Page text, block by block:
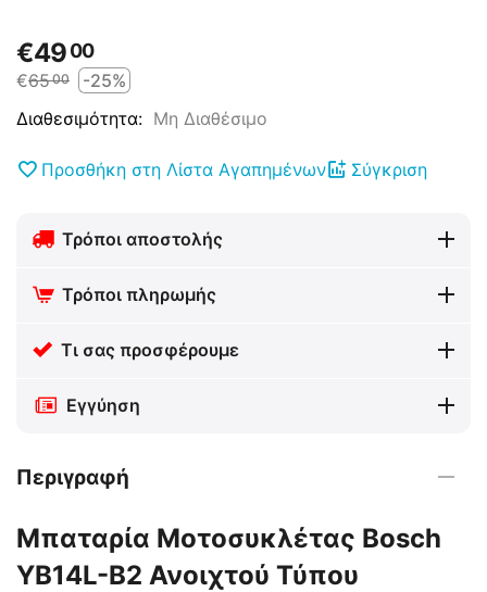
€4900
€6500
-25%
Διαθεσιμότητα: Μη Διαθέσιμο
Προσθήκη στη Λίστα Αγαπημένων Σύγκριση
Τρόποι αποστολής
Τρόποι πληρωμής
Τι σας προσφέρουμε
Εγγύηση
Περιγραφή
Μπαταρία Μοτοσυκλέτας Bosch
YB14L-B2 Ανοιχτού Τύπου